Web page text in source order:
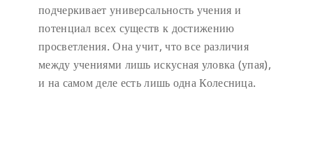
подчеркивает универсальность учения и
потенциал всех существ к достижению
просветления. Она учит, что все различия
между учениями лишь искусная уловка (упая),
и на самом деле есть лишь одна Колесница.